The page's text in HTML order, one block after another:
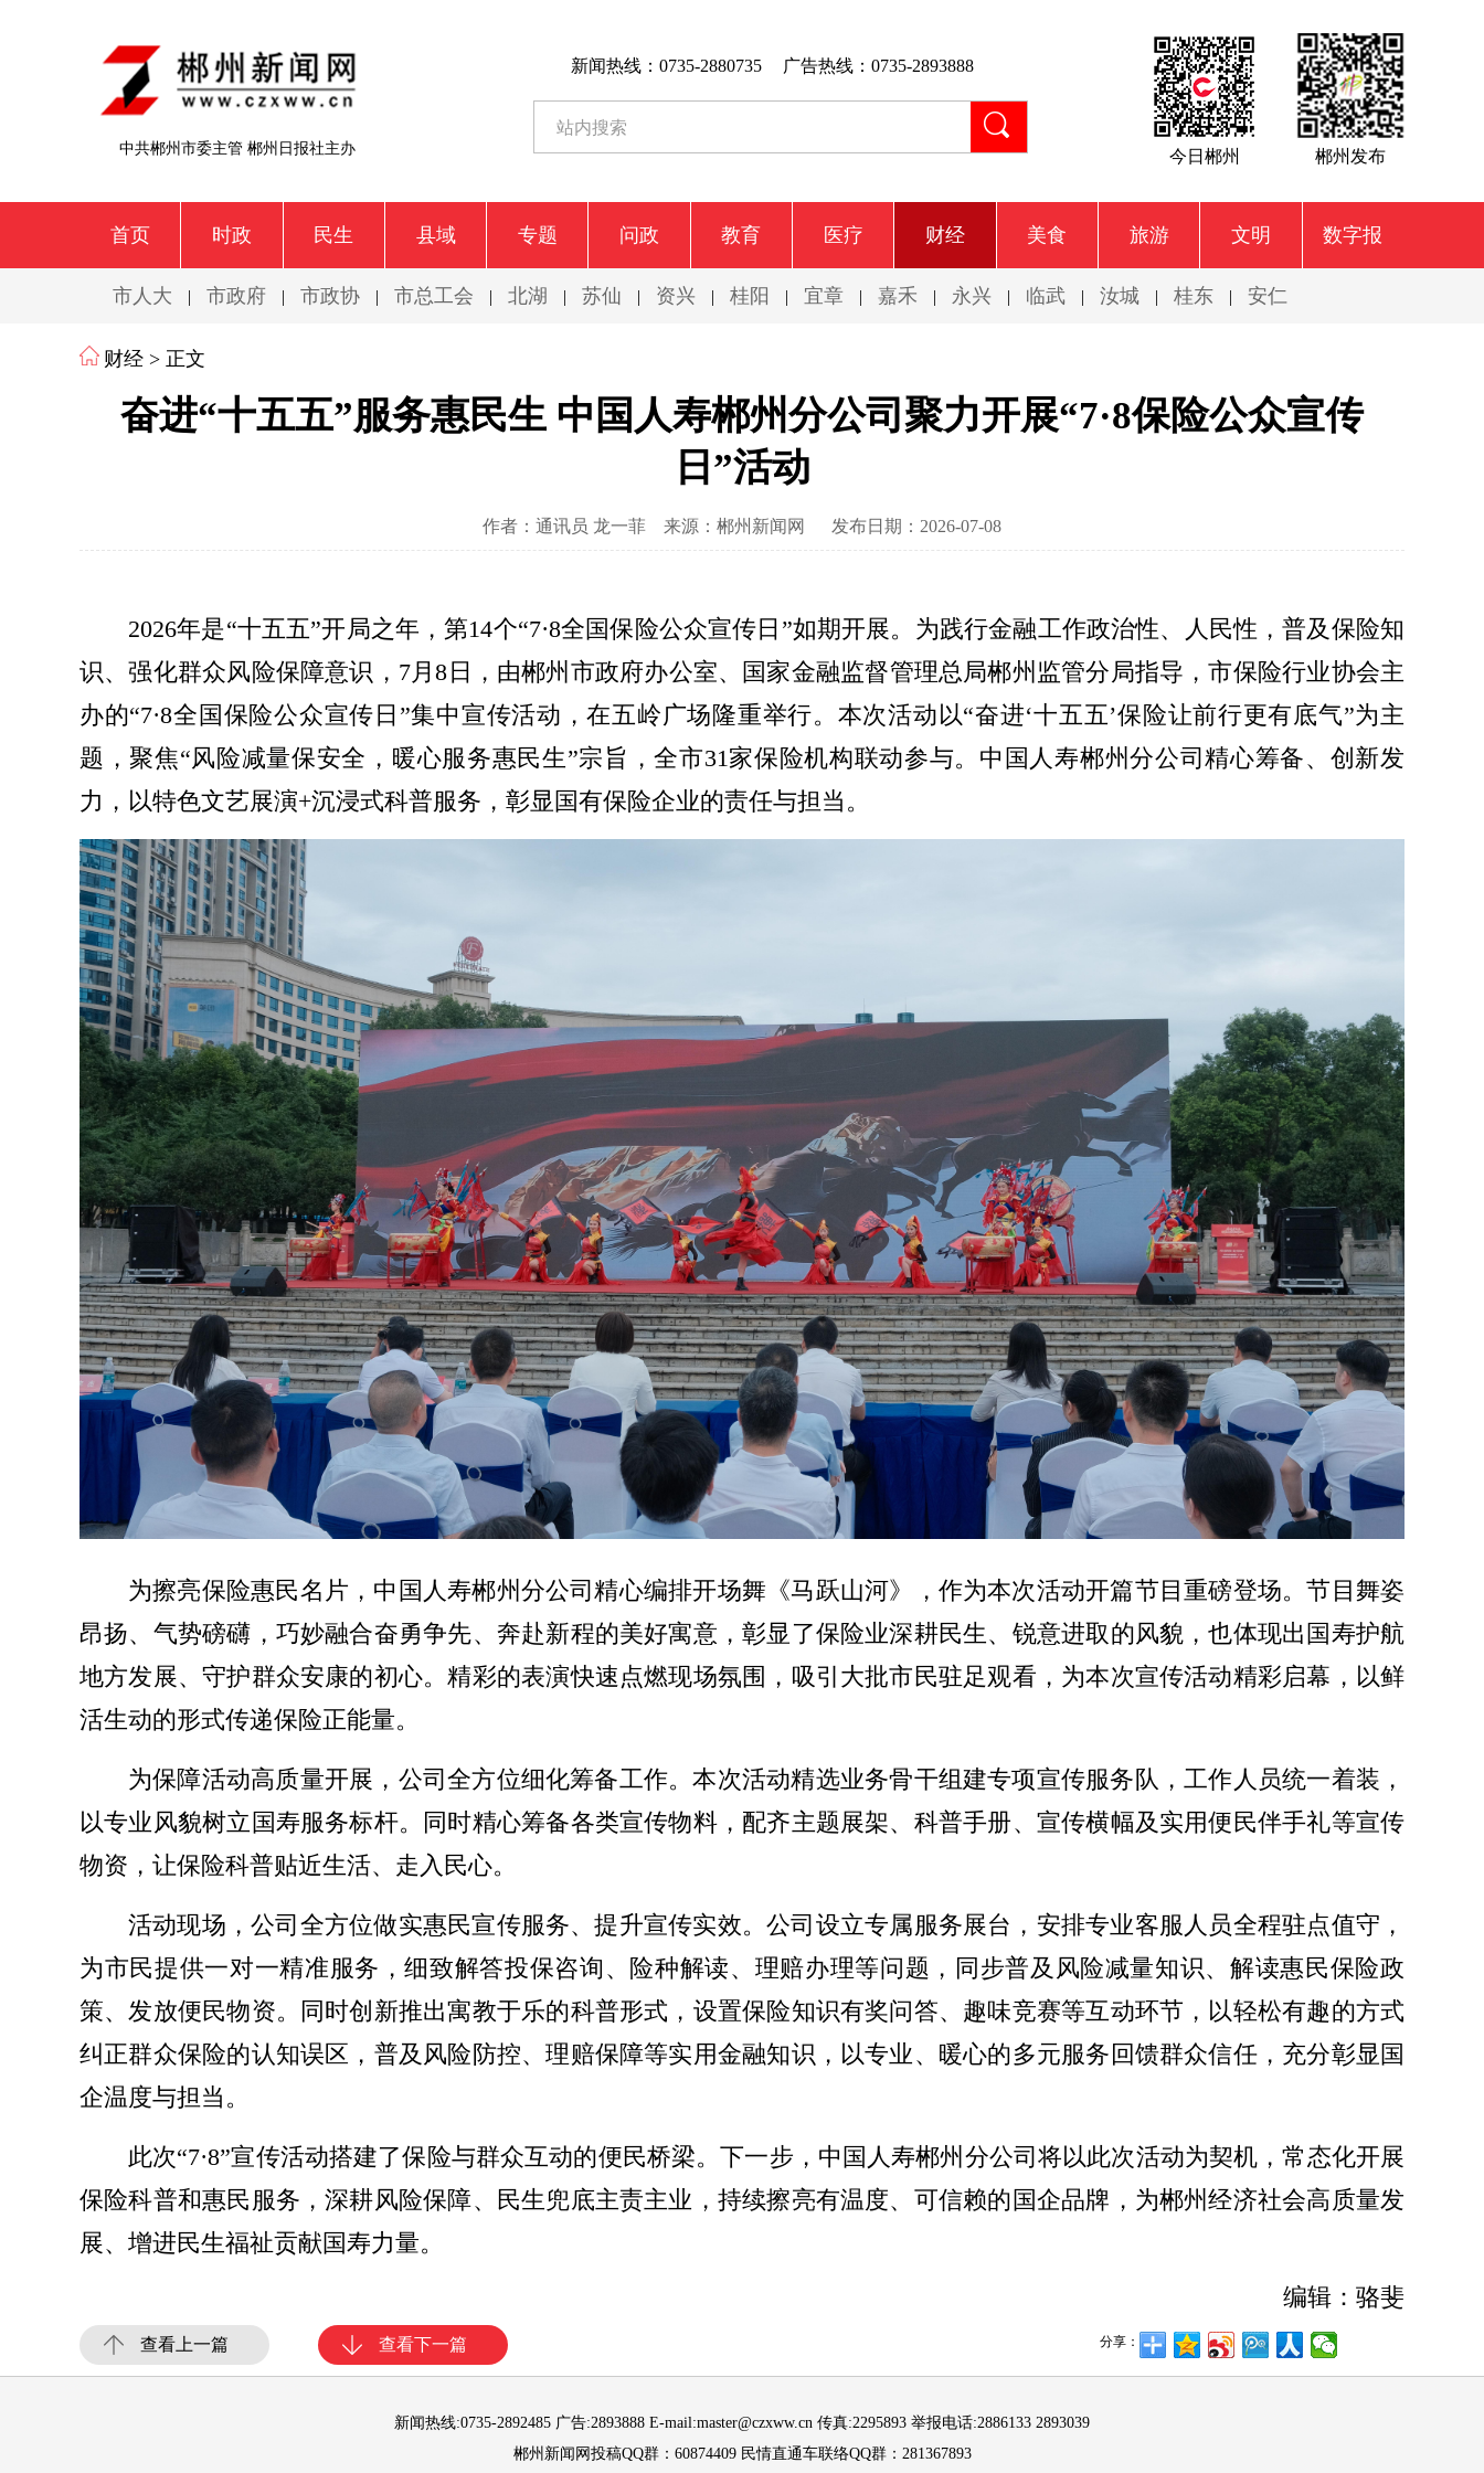
中共郴州市委主管 郴州日报社主办
新闻热线：0735-2880735 广告热线：0735-2893888
今日郴州 郴州发布
首页 时政 民生 县域 专题 问政 教育 医疗 财经 美食 旅游 文明 数字报
市人大 | 市政府 | 市政协 | 市总工会 | 北湖 | 苏仙 | 资兴 | 桂阳 | 宜章 | 嘉禾 | 永兴 | 临武 | 汝城 | 桂东 | 安仁
财经 > 正文
奋进“十五五”服务惠民生 中国人寿郴州分公司聚力开展“7·8保险公众宣传
日”活动
作者：通讯员 龙一菲 来源：郴州新闻网 发布日期：2026-07-08
2026年是“十五五”开局之年，第14个“7·8全国保险公众宣传日”如期开展。为践行金融工作政治性、人民性，普及保险知
识、强化群众风险保障意识，7月8日，由郴州市政府办公室、国家金融监督管理总局郴州监管分局指导，市保险行业协会主
办的“7·8全国保险公众宣传日”集中宣传活动，在五岭广场隆重举行。本次活动以“奋进‘十五五’保险让前行更有底气”为主
题，聚焦“风险减量保安全，暖心服务惠民生”宗旨，全市31家保险机构联动参与。中国人寿郴州分公司精心筹备、创新发
力，以特色文艺展演+沉浸式科普服务，彰显国有保险企业的责任与担当。
为擦亮保险惠民名片，中国人寿郴州分公司精心编排开场舞《马跃山河》，作为本次活动开篇节目重磅登场。节目舞姿
昂扬、气势磅礴，巧妙融合奋勇争先、奔赴新程的美好寓意，彰显了保险业深耕民生、锐意进取的风貌，也体现出国寿护航
地方发展、守护群众安康的初心。精彩的表演快速点燃现场氛围，吸引大批市民驻足观看，为本次宣传活动精彩启幕，以鲜
活生动的形式传递保险正能量。
为保障活动高质量开展，公司全方位细化筹备工作。本次活动精选业务骨干组建专项宣传服务队，工作人员统一着装，
以专业风貌树立国寿服务标杆。同时精心筹备各类宣传物料，配齐主题展架、科普手册、宣传横幅及实用便民伴手礼等宣传
物资，让保险科普贴近生活、走入民心。
活动现场，公司全方位做实惠民宣传服务、提升宣传实效。公司设立专属服务展台，安排专业客服人员全程驻点值守，
为市民提供一对一精准服务，细致解答投保咨询、险种解读、理赔办理等问题，同步普及风险减量知识、解读惠民保险政
策、发放便民物资。同时创新推出寓教于乐的科普形式，设置保险知识有奖问答、趣味竞赛等互动环节，以轻松有趣的方式
纠正群众保险的认知误区，普及风险防控、理赔保障等实用金融知识，以专业、暖心的多元服务回馈群众信任，充分彰显国
企温度与担当。
此次“7·8”宣传活动搭建了保险与群众互动的便民桥梁。下一步，中国人寿郴州分公司将以此次活动为契机，常态化开展
保险科普和惠民服务，深耕风险保障、民生兜底主责主业，持续擦亮有温度、可信赖的国企品牌，为郴州经济社会高质量发
展、增进民生福祉贡献国寿力量。
编辑：骆斐
查看上一篇 查看下一篇 分享：
新闻热线:0735-2892485 广告:2893888 E-mail:master@czxww.cn 传真:2295893 举报电话:2886133 2893039
郴州新闻网投稿QQ群：60874409 民情直通车联络QQ群：281367893